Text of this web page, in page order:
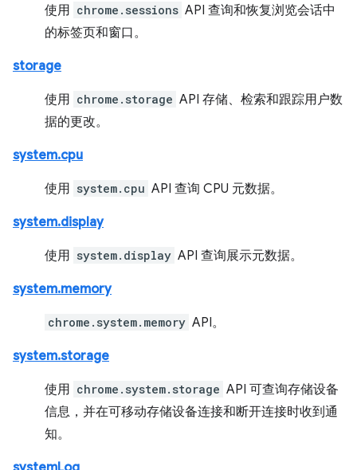
使用 chrome.sessions API 查询和恢复浏览会话中
的标签页和窗口。
storage
使用 chrome.storage API 存储、检索和跟踪用户数
据的更改。
system.cpu
使用 system.cpu API 查询 CPU 元数据。
system.display
使用 system.display API 查询展示元数据。
system.memory
chrome.system.memory API。
system.storage
使用 chrome.system.storage API 可查询存储设备
信息，并在可移动存储设备连接和断开连接时收到通
知。